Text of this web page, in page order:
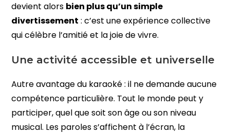
devient alors bien plus qu’un simple
divertissement : c’est une expérience collective
qui célèbre l’amitié et la joie de vivre.
Une activité accessible et universelle
Autre avantage du karaoké : il ne demande aucune
compétence particulière. Tout le monde peut y
participer, quel que soit son âge ou son niveau
musical. Les paroles s’affichent à l’écran, la